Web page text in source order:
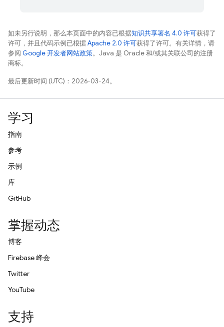
如未另行说明，那么本页面中的内容已根据知识共享署名 4.0 许可获得了
许可，并且代码示例已根据Apache 2.0 许可获得了许可。有关详情，请
参阅 Google 开发者网站政策。Java 是 Oracle 和/或其关联公司的注册
商标。
最后更新时间 (UTC)：2026-03-24。
学习
指南
参考
示例
库
GitHub
掌握动态
博客
Firebase 峰会
Twitter
YouTube
支持